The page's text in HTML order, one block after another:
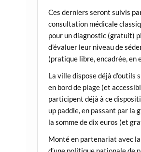
Ces derniers seront suivis
consultation médicale
pour un diagnostic (gratuit)
d’évaluer leur niveau de
(pratique libre, encadrée, en
La ville dispose déjà d’outils
en bord de plage (et
participent déjà à ce
up paddle, en passant par la
la somme de dix euros (et
Monté en partenariat avec